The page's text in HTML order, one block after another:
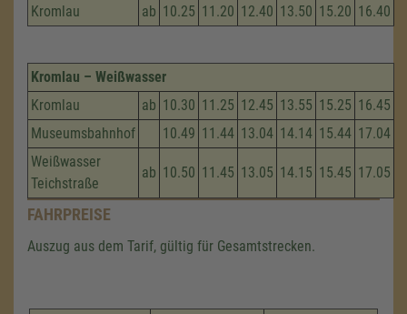
Kromlau ab 10.25 11.20 12.40 13.50 15.20 16.40
Kromlau – Weißwasser
Kromlau
ab 10.30 11.25 12.45 13.55 15.25 16.45
Museumsbahnhof
10.49 11.44 13.04 14.14 15.44 17.04
Weißwasser
Teichstraße
ab 10.50 11.45 13.05 14.15 15.45 17.05
FAHRPREISE
Auszug aus dem Tarif, gültig für Gesamtstrecken.